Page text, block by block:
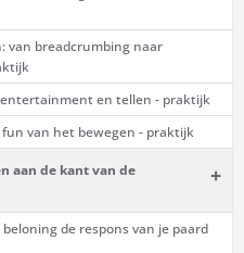
van breadcrumbing naar
entertainment en tellen - praktijk
fun van het bewegen - praktijk
aan de kant van de
+
de respons van je paard